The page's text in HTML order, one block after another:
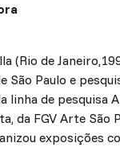
(Rio de
São Paulo e
linha de pesquisa
da FGV Arte São
exposições